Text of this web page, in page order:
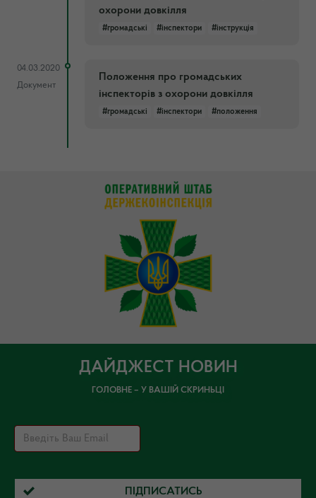
охорони довкілля
#громадські #інспектори #інструкція
04.03.2020
Документ
Положення про громадських
інспекторів з охорони довкілля
#громадські #інспектори #положення
ДАЙДЖЕСТ НОВИН
ГОЛОВНЕ – У ВАШІЙ СКРИНЬЦІ
ПІДПИСАТИСЬ